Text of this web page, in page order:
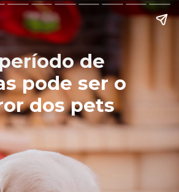
de
pode ser o
dos pets